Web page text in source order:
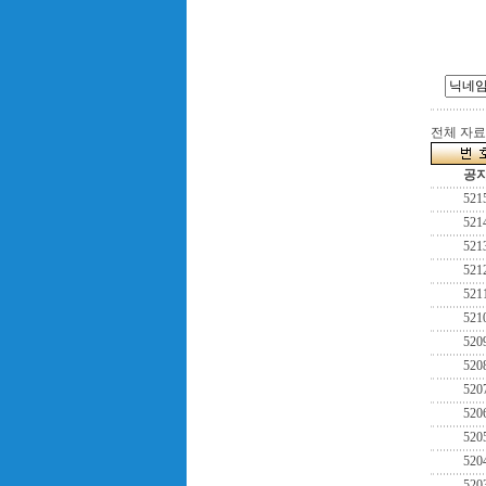
전체 자
공지